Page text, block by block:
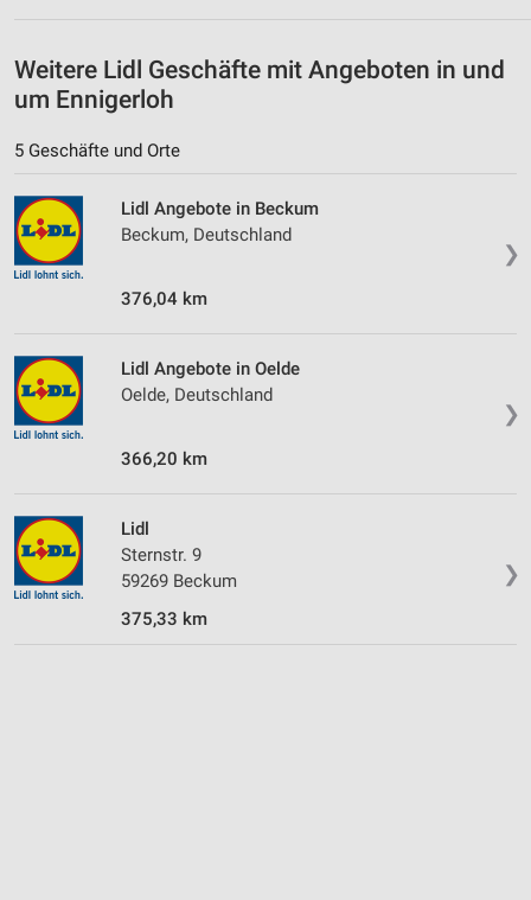
Weitere Lidl Geschäfte mit Angeboten in und
um Ennigerloh
5 Geschäfte und Orte
❯
Lidl Angebote in Beckum
Beckum, Deutschland
376,04 km
❯
Lidl Angebote in Oelde
Oelde, Deutschland
366,20 km
❯
Lidl
Sternstr. 9
59269 Beckum
375,33 km
Nicht-IAB-Verarbeitungszwecke:
Funktional
Werbung